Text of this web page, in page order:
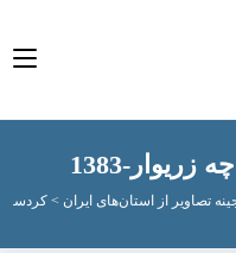
1383
از استان‌های ایران> کردستان>